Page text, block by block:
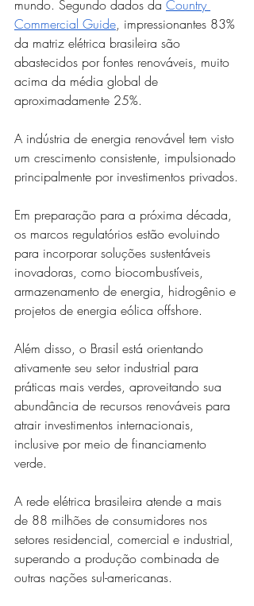
mundo. Segundo dados da Country
Commercial Guide, impressionantes 83%
da matriz elétrica brasileira são
abastecidos por fontes renováveis, muito
acima da média global de
aproximadamente 25%.
A indústria de energia renovável tem visto
um crescimento consistente, impulsionado
principalmente por investimentos privados.
Em preparação para a próxima década,
os marcos regulatórios estão evoluindo
para incorporar soluções sustentáveis
inovadoras, como biocombustíveis,
armazenamento de energia, hidrogênio e
projetos de energia eólica offshore.
Além disso, o Brasil está orientando
ativamente seu setor industrial para
práticas mais verdes, aproveitando sua
abundância de recursos renováveis para
atrair investimentos internacionais,
inclusive por meio de financiamento
verde.
A rede elétrica brasileira atende a mais
de 88 milhões de consumidores nos
setores residencial, comercial e industrial,
superando a produção combinada de
outras nações sul-americanas.